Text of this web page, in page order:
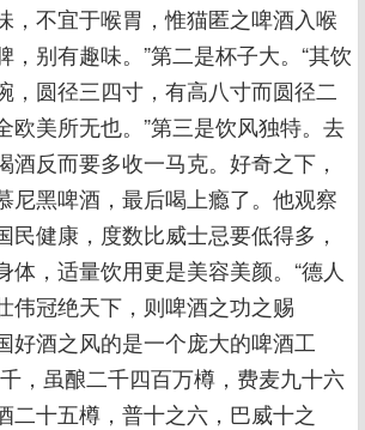
，不宜于喉胃，惟猫匿之啤酒入喉
，别有趣味。”第二是杯子大。“其饮
，圆径三四寸，有高八寸而圆径二
欧美所无也。”第三是饮风独特。去
酒反而要多收一马克。好奇之下，
尼黑啤酒，最后喝上瘾了。他观察
民健康，度数比威士忌要低得多，
体，适量饮用更是美容美颜。“德人
伟冠绝天下，则啤酒之功之赐
好酒之风的是一个庞大的啤酒工
，虽酿二千四百万樽，费麦九十六
二十五樽，普十之六，巴威十之